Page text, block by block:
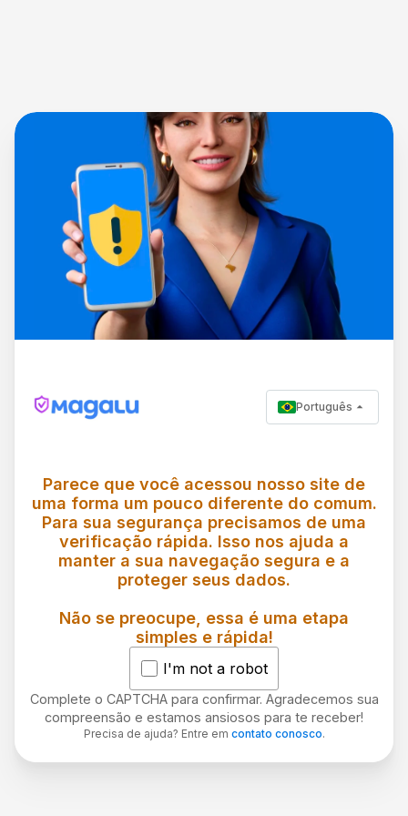
Português
Parece que você acessou nosso site de
uma forma um pouco diferente do comum.
Para sua segurança precisamos de uma
verificação rápida. Isso nos ajuda a
manter a sua navegação segura e a
proteger seus dados.
Não se preocupe, essa é uma etapa
simples e rápida!
I'm not a robot
Complete o CAPTCHA para confirmar. Agradecemos sua
compreensão e estamos ansiosos para te receber!
Precisa de ajuda? Entre em contato conosco.